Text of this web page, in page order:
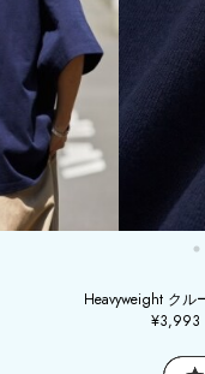
Heavyweight クル
¥3,993